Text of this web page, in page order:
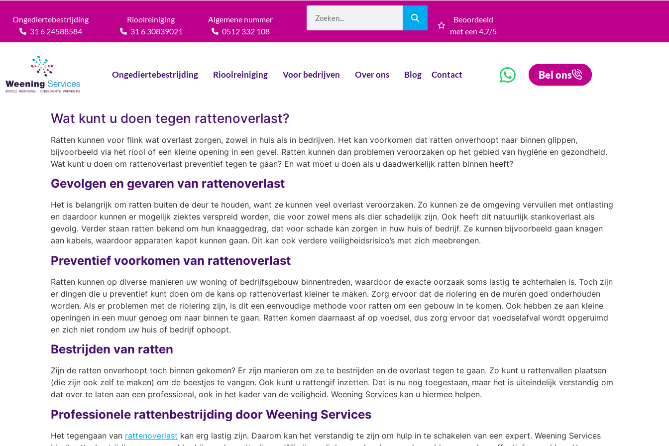
Ongediertebestrijding
31 6 24588584
Rioolreiniging
31 6 30839021
Algemene nummer
0512 332 108
Beoordeeld
met een 4,7/5
Ongediertebestrijding Rioolreiniging Voor bedrijven Over ons Blog Contact Bel ons
Wat kunt u doen tegen rattenoverlast?
Ratten kunnen voor flink wat overlast zorgen, zowel in huis als in bedrijven. Het kan voorkomen dat ratten onverhoopt naar binnen glippen,
bijvoorbeeld via het riool of een kleine opening in een gevel. Ratten kunnen dan problemen veroorzaken op het gebied van hygiëne en gezondheid.
Wat kunt u doen om rattenoverlast preventief tegen te gaan? En wat moet u doen als u daadwerkelijk ratten binnen heeft?
Gevolgen en gevaren van rattenoverlast
Het is belangrijk om ratten buiten de deur te houden, want ze kunnen veel overlast veroorzaken. Zo kunnen ze de omgeving vervuilen met ontlasting
en daardoor kunnen er mogelijk ziektes verspreid worden, die voor zowel mens als dier schadelijk zijn. Ook heeft dit natuurlijk stankoverlast als
gevolg. Verder staan ratten bekend om hun knaaggedrag, dat voor schade kan zorgen in huw huis of bedrijf. Ze kunnen bijvoorbeeld gaan knagen
aan kabels, waardoor apparaten kapot kunnen gaan. Dit kan ook verdere veiligheidsrisico’s met zich meebrengen.
Preventief voorkomen van rattenoverlast
Ratten kunnen op diverse manieren uw woning of bedrijfsgebouw binnentreden, waardoor de exacte oorzaak soms lastig te achterhalen is. Toch zijn
er dingen die u preventief kunt doen om de kans op rattenoverlast kleiner te maken. Zorg ervoor dat de riolering en de muren goed onderhouden
worden. Als er problemen met de riolering zijn, is dit een eenvoudige methode voor ratten om een gebouw in te komen. Ook hebben ze aan kleine
openingen in een muur genoeg om naar binnen te gaan. Ratten komen daarnaast af op voedsel, dus zorg ervoor dat voedselafval wordt opgeruimd
en zich niet rondom uw huis of bedrijf ophoopt.
Bestrijden van ratten
Zijn de ratten onverhoopt toch binnen gekomen? Er zijn manieren om ze te bestrijden en de overlast tegen te gaan. Zo kunt u rattenvallen plaatsen
(die zijn ook zelf te maken) om de beestjes te vangen. Ook kunt u rattengif inzetten. Dat is nu nog toegestaan, maar het is uiteindelijk verstandig om
dat over te laten aan een professional, ook in het kader van de veiligheid. Weening Services kan u hiermee helpen.
Professionele rattenbestrijding door Weening Services
Het tegengaan van rattenoverlast kan erg lastig zijn. Daarom kan het verstandig te zijn om hulp in te schakelen van een expert. Weening Services